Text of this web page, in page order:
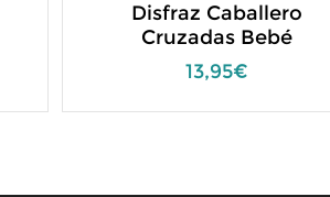
Disfraz Caballero
Cruzadas Bebé
13,95€